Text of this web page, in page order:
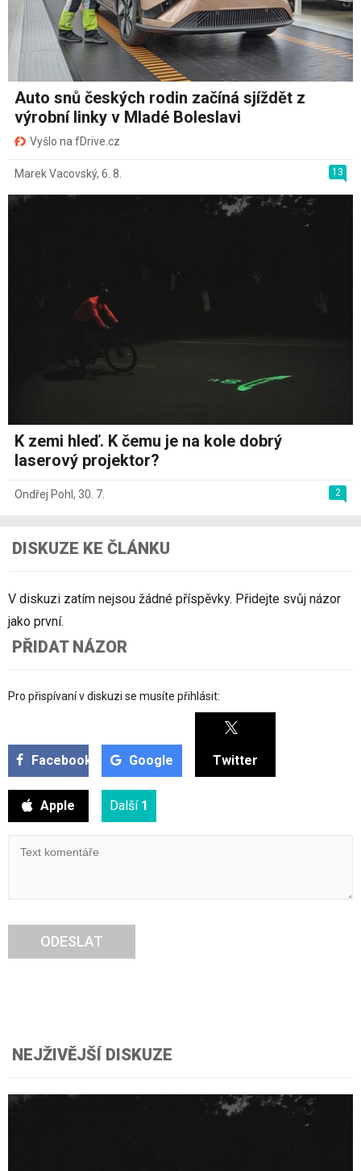
Auto snů českých rodin začíná sjíždět z
výrobní linky v Mladé Boleslavi
Vyšlo na fDrive.cz
13
Marek Vacovský, 6. 8.
K zemi hleď. K čemu je na kole dobrý
laserový projektor?
2
Ondřej Pohl , 30. 7.
DISKUZE KE ČLÁNKU
V diskuzi zatím nejsou žádné příspěvky. Přidejte svůj názor
jako první.
PŘIDAT NÁZOR
Pro přispívaní v diskuzi se musíte přihlásit:
Facebook Google Twitter
Apple Další 1
ODESLAT
NEJŽIVĚJŠÍ DISKUZE